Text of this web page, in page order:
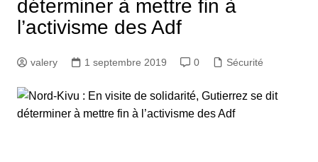
déterminer à mettre fin à
l’activisme des Adf
valery 1 septembre 2019 0 Sécurité